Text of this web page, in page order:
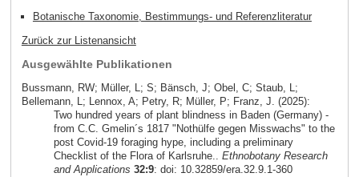
Botanische Taxonomie, Bestimmungs- und Referenzliteratur
Zurück zur Listenansicht
Ausgewählte Publikationen
Bussmann, RW; Müller, L; S; Bänsch, J; Obel, C; Staub, L;
Bellemann, L; Lennox, A; Petry, R; Müller, P; Franz, J. (2025):
Two hundred years of plant blindness in Baden (Germany) -
from C.C. Gmelin´s 1817 "Nothülfe gegen Misswachs" to the
post Covid-19 foraging hype, including a preliminary
Checklist of the Flora of Karlsruhe.. Ethnobotany Research
and Applications 32:9: doi: 10.32859/era.32.9.1-360